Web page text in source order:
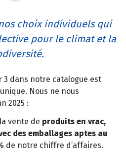
choix individuels qui
pour le climat et la
3 dans notre catalogue est
Nous ne nous
2025 :
vente de produits en vrac,
des emballages aptes au
de notre chiffre d’affaires.